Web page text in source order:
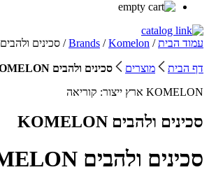
עמוד הבית/
Brands /Komelon / סכינים ולהבים KOMELON
דף הבית מוצרים
סכינים ולהבים KOMELON
KOMELON ארץ ייצור: קוריאה
סכינים ולהבים KOMELON
סכינים ולהבים KOMELON